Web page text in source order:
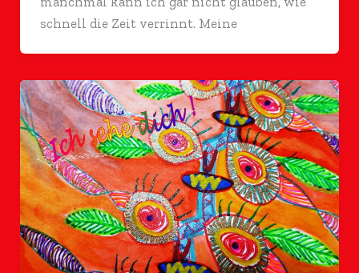
schnell die Zeit verrinnt. Meine